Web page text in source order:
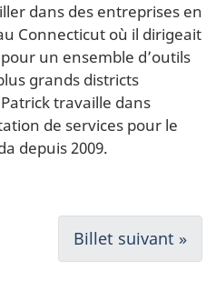
dans des entreprises en
Connecticut où il dirigeait
un ensemble d’outils
grands districts
travaille dans
de services pour le
depuis 2009.
Billet suivant »